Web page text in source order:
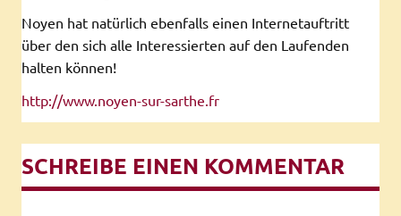
Noyen hat natürlich ebenfalls einen Internetauftritt
über den sich alle Interessierten auf den Laufenden
halten können!
http://www.noyen-sur-sarthe.fr
SCHREIBE EINEN KOMMENTAR